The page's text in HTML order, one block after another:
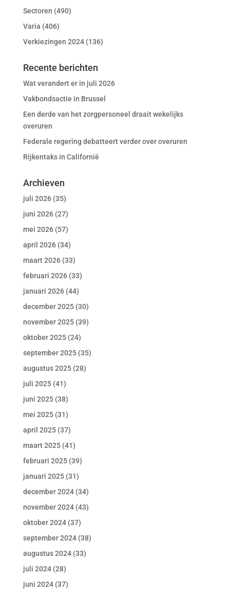
Sectoren (490)
Varia (406)
Verkiezingen 2024(136)
Recente berichten
Wat verandert er in juli 2026
Vakbondsactie in Brussel
Een derde van het zorgpersoneel draait wekelijks
overuren
Federale regering debatteert verder over overuren
Rijkentaks in Californië
Archieven
juli 2026(35)
juni 2026(27)
mei 2026(57)
april 2026(34)
maart 2026(33)
februari 2026(33)
januari 2026(44)
december 2025(30)
november 2025(39)
oktober 2025(24)
september 2025(35)
augustus 2025(28)
juli 2025(41)
juni 2025(38)
mei 2025(31)
april 2025(37)
maart 2025(41)
februari 2025(39)
januari 2025(31)
december 2024(34)
november 2024(43)
oktober 2024(37)
september 2024(38)
augustus 2024(33)
juli 2024(28)
juni 2024(37)